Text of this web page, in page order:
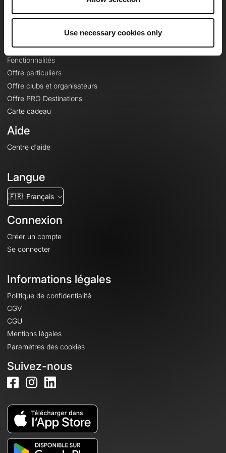
Use necessary cookies only
Le Mag'
Fonds de cartes topographiques
Fonctionnalités
Offre particuliers
Offre clubs et organisateurs
Offre PRO Destinations
Carte cadeau
Aide
Centre d'aide
Langue
🇫🇷 Français
Connexion
Créer un compte
Se connecter
Informations légales
Politique de confidentialité
CGV
CGU
Mentions légales
Paramètres des cookies
Suivez-nous